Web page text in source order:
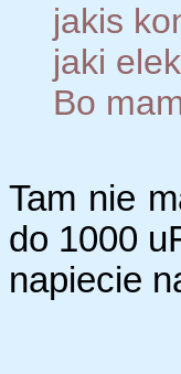
jakis
jaki
Bo
Tam nie
do 1000
napiecie